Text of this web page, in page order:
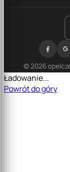
© 2026
Ładowanie...
Powrót do góry